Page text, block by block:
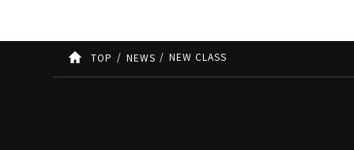
TOP NEWS NEW CLASS